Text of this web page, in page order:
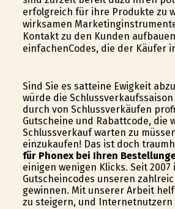
erfolgreich für ihre Produkte zu
wirksamen
Kontakt zu den Kunden
einfachenCodes, die der Käufer
Sind Sie es satteine Ewigkeit
würde die
durch von Schlussverkäufen
Gutscheine und Rabattcode,
Schlussverkauf warten zu
einzukaufen! Das ist doch
für Phonex bei Ihren
einigen wenigen Klicks. Seit
Gutscheincodes unseren
gewinnen. Mit unserer Arbeit
zu steigern, und Internetnutzern